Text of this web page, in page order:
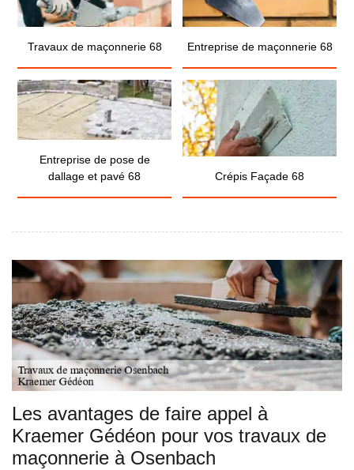
Travaux de maçonnerie 68 Entreprise de maçonnerie 68
Entreprise de pose de
dallage et pavé 68
Crépis Façade 68
Les avantages de faire appel à
Kraemer Gédéon pour vos travaux de
maçonnerie à Osenbach